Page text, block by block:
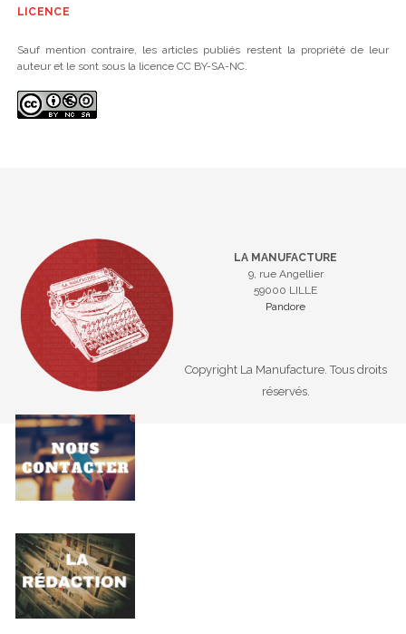
LICENCE
Sauf mention contraire, les articles publiés restent la propriété de leur
auteur et le sont sous la licence CC BY-SA-NC.
LA MANUFACTURE
9, rue Angellier
59000 LILLE
Pandore
Copyright La Manufacture. Tous droits
réservés.